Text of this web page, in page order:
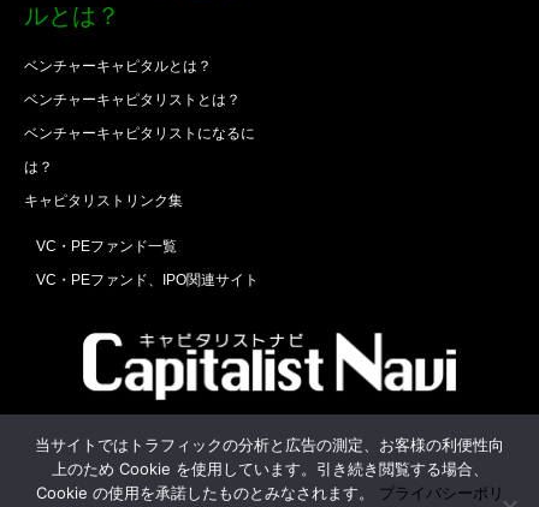
ルとは？
ベンチャーキャピタルとは？
ベンチャーキャピタリストとは？
ベンチャーキャピタリストになるに
は？
キャピタリストリンク集
VC・PEファンド一覧
VC・PEファンド、IPO関連サイト
運営会社 お問合せ
当サイトではトラフィックの分析と広告の測定、お客様の利便性向
上のため Cookie を使用しています。引き続き閲覧する場合、
Cookie の使用を承諾したものとみなされます。 プライバシーポリ